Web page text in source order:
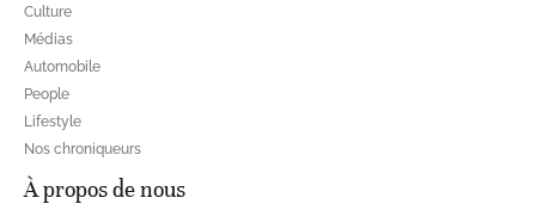
Culture
Médias
Automobile
People
Lifestyle
Nos chroniqueurs
À propos de nous